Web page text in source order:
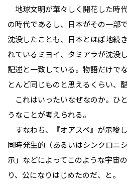
地球文明が華々しく開花した時
の時代であるし、日本がその一部
沈没したことも、日本とほぼ地続
れているミヨイ、タミアラが沈没
記述と一致している。物語だけで
とんど同じものと思えるくらい、
これはいったいなぜなのか。ひ
うなことが考えられる。
すなわち、『オアスペ』が示唆
同時発生的（あるいはシンクロニ
示」などによってこのような宇宙
り、公になりはじめたのだ、と。